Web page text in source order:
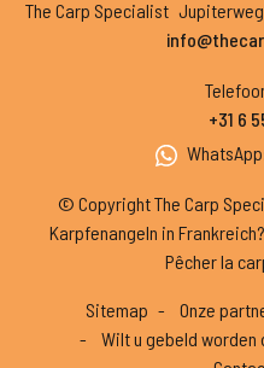
The Carp Specialist Jupiterweg
+31 6
WhatsApp
© Copyright The Carp
Karpfenangeln in Frankreich?
Pêcher la
Sitemap Onze
Wilt u gebeld worden